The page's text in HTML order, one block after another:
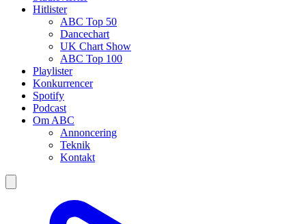
Hitlister
ABC Top 50
Dancechart
UK Chart Show
ABC Top 100
Playlister
Konkurrencer
Spotify
Podcast
Om ABC
Annoncering
Teknik
Kontakt